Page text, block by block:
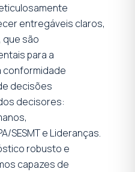
entregáveis claros,
são
para a
conformidade
decisões
decisores:
SESMT e Lideranças.
robusto e
capazes de